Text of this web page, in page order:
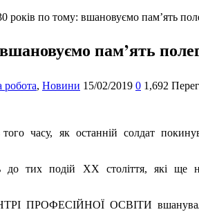
років по тому: вшановуємо пам’ять
пам’ять
робота, Новини 15/02/2019 0 1,692
часу, як останній солдат
до тих подій ХХ століття, які ще
ОСВІТИ вшанували